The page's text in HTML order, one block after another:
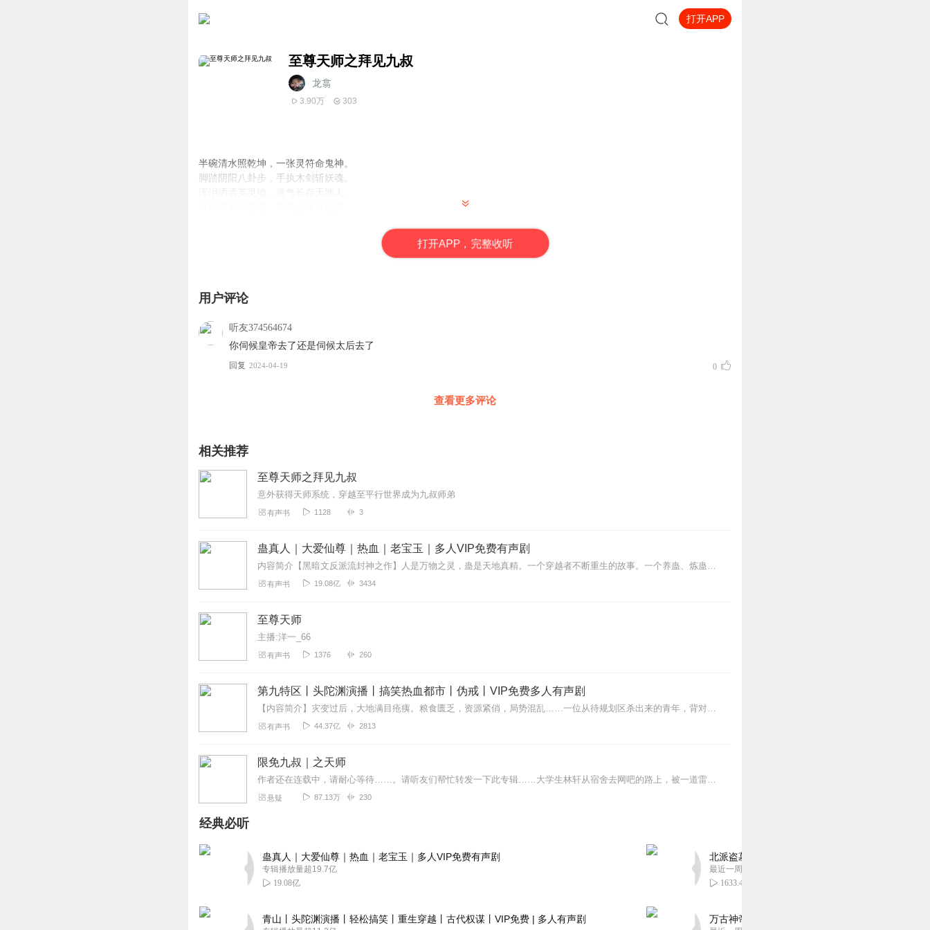
打开APP
至尊天师之拜见九叔
龙翕
3.90万 303
半碗清水照乾坤，一张灵符命鬼神。
脚踏阴阳八卦步，手执木剑斩妖魂。
打开APP，完整收听
用户评论
听友374564674
你伺候皇帝去了还是伺候太后去了
回复 2024-04-19 0
查看更多评论
相关推荐
至尊天师之拜见九叔
意外获得天师系统，穿越至平行世界成为九叔师弟
有声书 1128 3
蛊真人｜大爱仙尊｜热血｜老宝玉｜多人VIP免费有声剧
内容简介【黑暗文反派流封神之作】人是万物之灵，蛊是天地真精。一个穿越者不断重生的故事。一个养蛊、炼蛊、用蛊的奇特世界。配音组（男角色）老宝玉旁白...
有声书 19.08亿 3434
至尊天师
主播:洋一_66
有声书 1376 260
第九特区丨头陀渊演播丨搞笑热血都市丨伪戒丨VIP免费多人有声剧
【内容简介】灾变过后，大地满目疮痍。粮食匮乏，资源紧俏，局势混乱……一位从待规划区杀出来的青年，背对着漫天黄沙，孤身来到九区谋生，却不曾想偶然结识三五好友，一念...
有声书 44.37亿 2813
限免九叔｜之天师
作者还在连载中，请耐心等待……。请听友们帮忙转发一下此专辑……大学生林轩从宿舍去网吧的路上，被一道雷劈中，穿越到民国时期。在这里有道法高强的英叔，有日常赶尸的四...
悬疑 87.13万 230
经典必听
蛊真人｜大爱仙尊｜热血｜老宝玉｜多人VIP免费有声剧
专辑播放量超19.7亿
19.08亿
青山丨头陀渊演播丨轻松搞笑丨重生穿越丨古代权谋丨VIP免费 | 多人有声剧
北派盗墓笔记丨头陀渊出品丨悬疑灵异丨摸金校尉
最近一周更新
1633.45万
万古神帝丨玄幻丨热血丨紫襟团队演播丨多人有声